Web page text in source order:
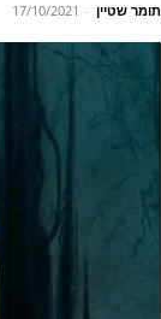
תומר שטיין -
17/10/2021